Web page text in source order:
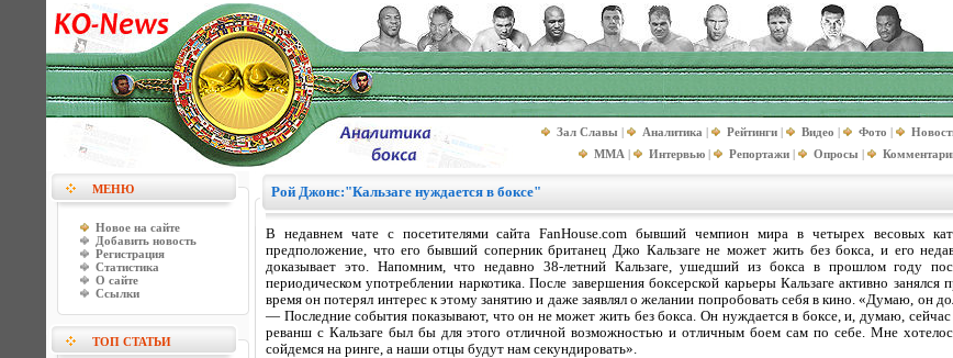
Зал Славы | Аналитика | Рейтинги | Видео | Фото |
MMA | Интервью | Репортажи | Опросы |
МЕНЮ
Новое на сайте
Добавить новость
Регистрация
Статистика
О сайте
Ссылки
ТОП СТАТЬИ
Рой Джонс:"Кальзаге нуждается в боксе"
В недавнем чате с посетителями сайта FanHouse.com бывший чемпион мира в четырех весовых
предположение, что его бывший соперник британец Джо Кальзаге не может жить без бокса, и его
доказывает это. Напомним, что недавно 38-летний Кальзаге, ушедший из бокса в прошлом году
периодическом употреблении наркотика. После завершения боксерской карьеры Кальзаге активно
время он потерял интерес к этому занятию и даже заявлял о желании попробовать себя в кино. «Думаю, он
— Последние события показывают, что он не может жить без бокса. Он нуждается в боксе, и, думаю,
реванш с Кальзаге был бы для этого отличной возможностью и отличным боем сам по себе. Мне
сойдемся на ринге, а наши отцы будут нам секундировать».